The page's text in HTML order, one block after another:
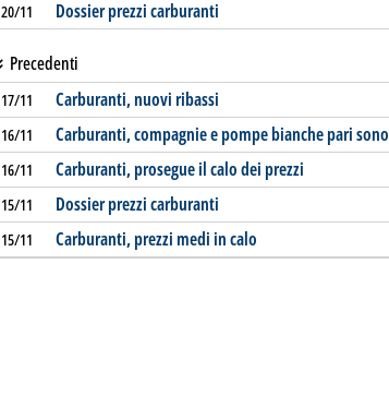
20/11 Dossier prezzi carburanti
Precedenti
17/11 Carburanti, nuovi ribassi
16/11 Carburanti, compagnie e pompe bianche pari sono
16/11 Carburanti, prosegue il calo dei prezzi
15/11 Dossier prezzi carburanti
15/11 Carburanti, prezzi medi in calo